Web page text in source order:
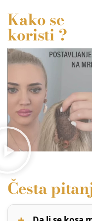
Kako se
koristi ?
Česta